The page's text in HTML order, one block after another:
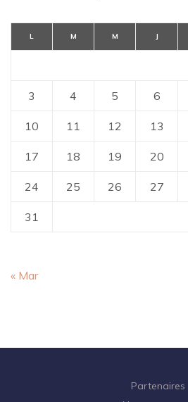
L M M J
3 4 5 6
10 11 12 13
17 18 19 20
24 25 26 27
31
« Mar
Partenaires